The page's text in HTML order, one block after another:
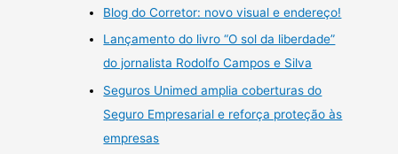
Blog do Corretor: novo visual e endereço!
Lançamento do livro “O sol da liberdade”
do jornalista Rodolfo Campos e Silva
Seguros Unimed amplia coberturas do
Seguro Empresarial e reforça proteção às
empresas